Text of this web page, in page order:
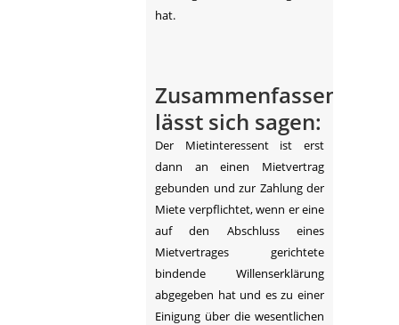
hat.
Zusammenfassend
lässt sich sagen:
Der Mietinteressent ist erst
dann an einen Mietvertrag
gebunden und zur Zahlung der
Miete verpflichtet, wenn er eine
auf den Abschluss eines
Mietvertrages gerichtete
bindende Willenserklärung
abgegeben hat und es zu einer
Einigung über die wesentlichen